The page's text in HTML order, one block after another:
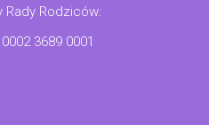
Rady Rodziców:
3689 0001